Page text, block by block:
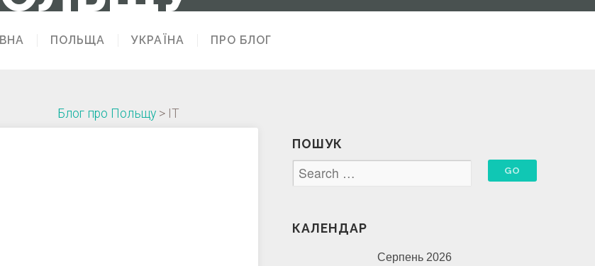
ПОЛЬЩА УКРАЇНА ПРО БЛОГ
Блог про Польщу > IT
ПОШУК
КАЛЕНДАР
Серпень 2026